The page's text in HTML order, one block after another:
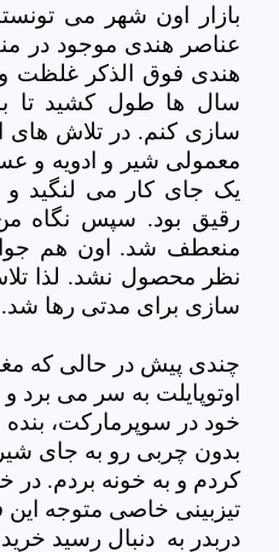
بازار اون شهر می
عناصر هندی موجود در
هندی فوق الذکر
سال ها طول کشید تا
سازی کنم. در تلاش های
معمولی شیر و ادویه و
یک جای کار می لنگید
رقیق بود. سپس نگاه
منعطف شد. اون هم
نظر محصول نشد. لذا
سازی برای مدتی رها شد.
چندی پیش در حالی که
اوتوپایلت به سر می برد و
خود در سوپرمارکت،
بدون چربی رو به جای
کردم و به خونه بردم. در
تیزبینی خاصی متوجه این
دربدر به دنبال رسید